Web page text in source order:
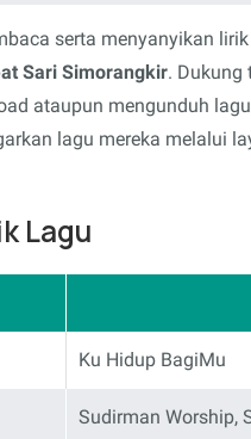
serta menyanyikan
Sari Simorangkir. Dukung
ataupun mengunduh
lagu mereka melalui
Lagu
Ku Hidup BagiMu
Sudirman Worship,